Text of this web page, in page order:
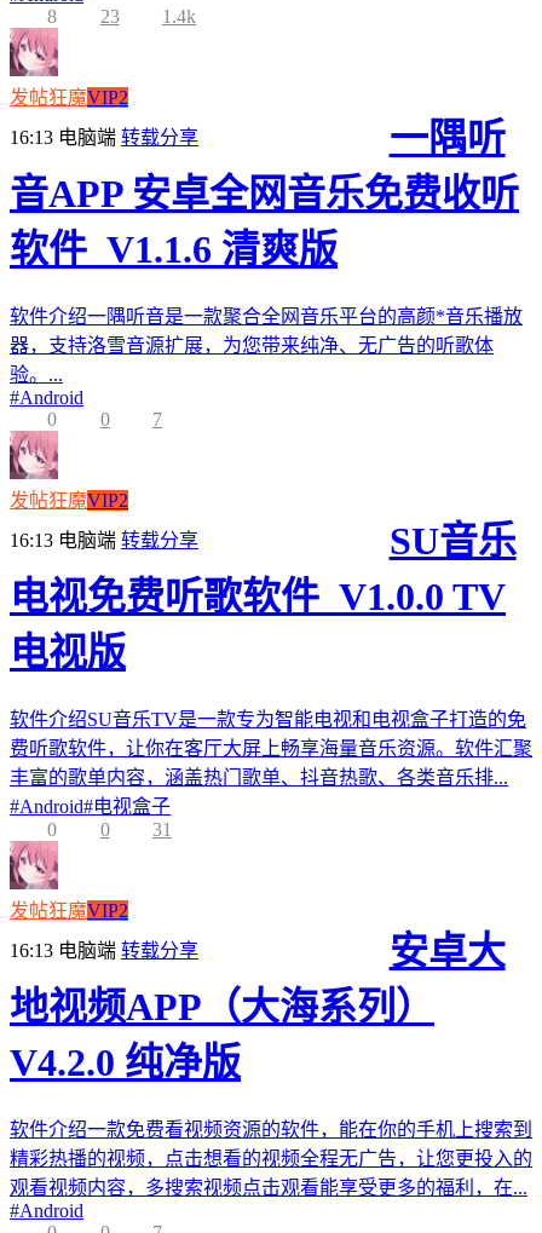
8
23 1.4k
发帖狂魔VIP2
16:13 电脑端 转载分享
一隅听
音APP 安卓全网音乐免费收听
软件_V1.1.6 清爽版
软件介绍一隅听音是一款聚合全网音乐平台的高颜*音乐播放
器，支持洛雪音源扩展，为您带来纯净、无广告的听歌体
验。...
#Android
0
0 7
发帖狂魔VIP2
16:13 电脑端 转载分享
SU音乐
电视免费听歌软件_V1.0.0 TV
电视版
软件介绍SU音乐TV是一款专为智能电视和电视盒子打造的免
费听歌软件，让你在客厅大屏上畅享海量音乐资源。软件汇聚
丰富的歌单内容，涵盖热门歌单、抖音热歌、各类音乐排...
#Android#电视盒子
0
0 31
发帖狂魔VIP2
16:13 电脑端 转载分享
安卓大
地视频APP（大海系列）
V4.2.0 纯净版
软件介绍一款免费看视频资源的软件，能在你的手机上搜索到
精彩热播的视频，点击想看的视频全程无广告，让您更投入的
观看视频内容，多搜索视频点击观看能享受更多的福利，在...
#Android